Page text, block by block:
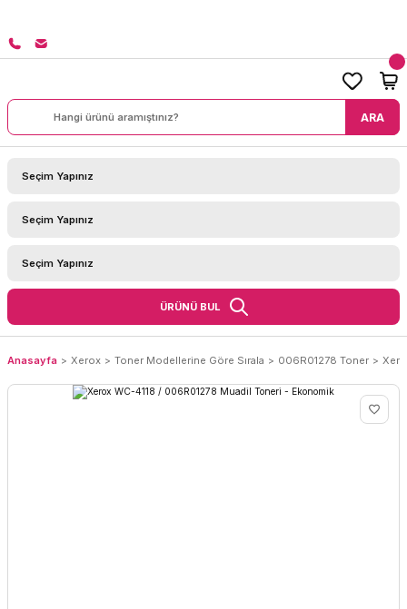
ARA
ÜRÜNÜ BUL
Anasayfa Xerox Toner Modellerine Göre Sırala 006R01278 Toner